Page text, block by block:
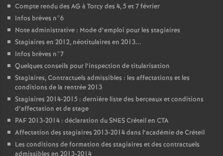
Compte rendu des AG à Torcy des 4, 5 et 7 février
Infos brèves n°6
Note administrative : Mode d’emploi pour les stagiaires
Stagiaires en 2012, néotitulaires en 2013...
Infos brèves n°7
Quelques conseils pour l’inspection de titularisation
Stagiaires, Contractuels admissibles : les affectations et les
conditions de la rentrée 2013
Stagiaires 2014-2015 : dernière liste des berceaux et conditions
d’affectation et de stage
PAF2013-2014 : déclaration duSNESCréteil en CTA
Affectation des stagiaires 2013-2014 dans l’académie de Créteil
Les conditions de formation des stagiaires et des contractuels